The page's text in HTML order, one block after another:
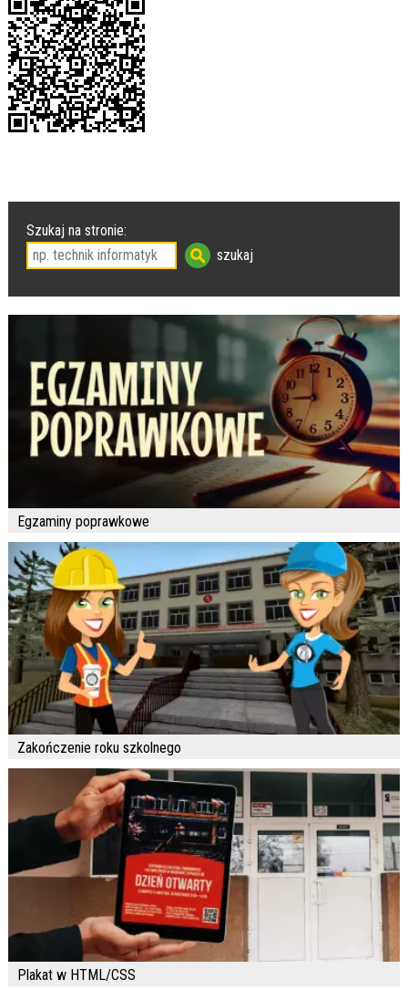
Szukaj na stronie:
Egzaminy poprawkowe
Zakończenie roku szkolnego
Plakat w HTML/CSS